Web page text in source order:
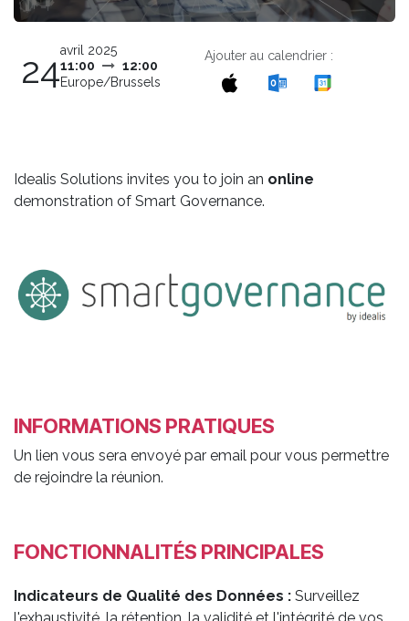
24avril 2025
11:00
12:00
Europe/Brussels
Ajouter au calendrier :
Idealis Solutions invites you to join an online
demonstration of Smart Governance.
INFORMATIONS PRATIQUES
Un lien vous sera envoyé par email pour vous permettre
de rejoindre la réunion.
FONCTIONNALITÉS PRINCIPALES
Indicateurs de Qualité des Données : Surveillez